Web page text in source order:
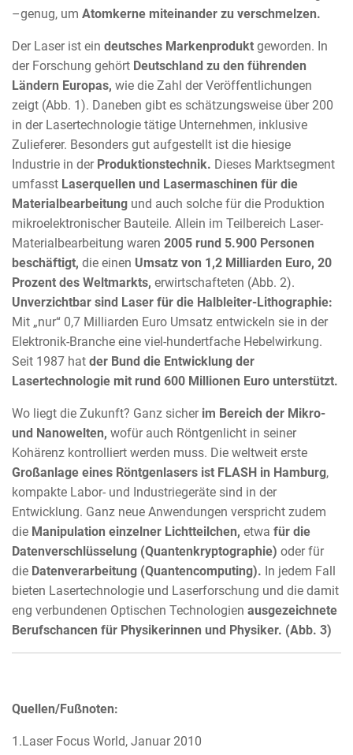
–genug, um Atomkerne miteinander zu verschmelzen.
Der Laser ist ein deutsches Markenprodukt geworden. In
der Forschung gehört Deutschland zu den führenden
Ländern Europas, wie die Zahl der Veröffentlichungen
zeigt (Abb. 1). Daneben gibt es schätzungsweise über 200
in der Lasertechnologie tätige Unternehmen, inklusive
Zulieferer. Besonders gut aufgestellt ist die hiesige
Industrie in der Produktionstechnik. Dieses Marktsegment
umfasst Laserquellen und Lasermaschinen für die
Materialbearbeitung und auch solche für die Produktion
mikroelektronischer Bauteile. Allein im Teilbereich Laser-
Materialbearbeitung waren 2005 rund 5.900 Personen
beschäftigt, die einen Umsatz von 1,2 Milliarden Euro, 20
Prozent des Weltmarkts, erwirtschafteten (Abb. 2).
Unverzichtbar sind Laser für die Halbleiter-Lithographie:
Mit „nur“ 0,7 Milliarden Euro Umsatz entwickeln sie in der
Elektronik-Branche eine viel-hundertfache Hebelwirkung.
Seit 1987 hat der Bund die Entwicklung der
Lasertechnologie mit rund 600 Millionen Euro unterstützt.
Wo liegt die Zukunft? Ganz sicherim Bereich der Mikro-
und Nanowelten, wofür auch Röntgenlicht in seiner
Kohärenz kontrolliert werden muss. Die weltweit erste
Großanlage eines Röntgenlasers ist FLASH in Hamburg,
kompakte Labor- und Industriegeräte sind in der
Entwicklung. Ganz neue Anwendungen verspricht zudem
die Manipulation einzelner Lichtteilchen, etwa für die
Datenverschlüsselung (Quantenkryptographie) oder für
die Datenverarbeitung (Quantencomputing). In jedem Fall
bieten Lasertechnologie und Laserforschung und die damit
eng verbundenen Optischen Technologien ausgezeichnete
Berufschancen für Physikerinnen und Physiker. (Abb. 3)
Quellen/Fußnoten:
1.Laser Focus World, Januar 2010